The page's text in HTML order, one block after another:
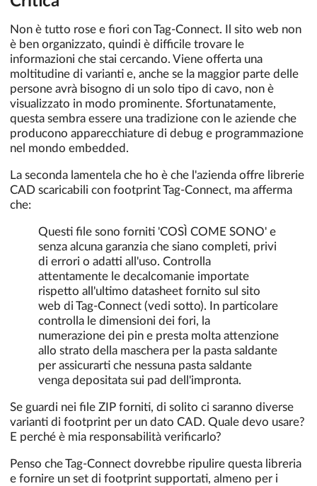
Non è tutto rose e fiori con Tag-Connect. Il sito web non
è ben organizzato, quindi è difficile trovare le
informazioni che stai cercando. Viene offerta una
moltitudine di varianti e, anche se la maggior parte delle
persone avrà bisogno di un solo tipo di cavo, non è
visualizzato in modo prominente. Sfortunatamente,
questa sembra essere una tradizione con le aziende che
producono apparecchiature di debug e programmazione
nel mondo embedded.
La seconda lamentela che ho è che l'azienda offre librerie
CAD scaricabili con footprint Tag-Connect, ma afferma
che:
Questi file sono forniti 'COSÌ COME SONO' e
senza alcuna garanzia che siano completi, privi
di errori o adatti all'uso. Controlla
attentamente le decalcomanie importate
rispetto all'ultimo datasheet fornito sul sito
web di Tag-Connect (vedi sotto). In particolare
controlla le dimensioni dei fori, la
numerazione dei pin e presta molta attenzione
allo strato della maschera per la pasta saldante
per assicurarti che nessuna pasta saldante
venga depositata sui pad dell'impronta.
Se guardi nei file ZIP forniti, di solito ci saranno diverse
varianti di footprint per un dato CAD. Quale devo usare?
E perché è mia responsabilità verificarlo?
Penso che Tag-Connect dovrebbe ripulire questa libreria
e fornire un set di footprint supportati, almeno per i